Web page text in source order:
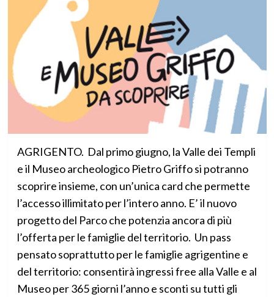
AGRIGENTO. Dal primo giugno, la Valle dei Templi
e il Museo archeologico Pietro Griffo si potranno
scoprire insieme, con un’unica card che permette
l’accesso illimitato per l’intero anno. E’ il nuovo
progetto del Parco che potenzia ancora di più
l’offerta per le famiglie del territorio. Un pass
pensato soprattutto per le famiglie agrigentine e
del territorio: consentirà ingressi free alla Valle e al
Museo per 365 giorni l’anno e sconti su tutti gli